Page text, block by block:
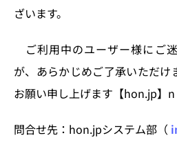
ざいます。
ご利用中のユーザー様にご
が、あらかじめご了承いただけ
お願い申し上げます【hon.jp】n
問合せ先：hon.jpシステム部（